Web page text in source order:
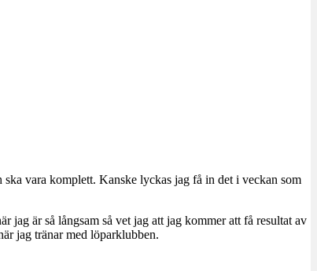
vara komplett. Kanske lyckas jag få in det i veckan som
jag är så långsam så vet jag att jag kommer att få resultat av
jag tränar med löparklubben.